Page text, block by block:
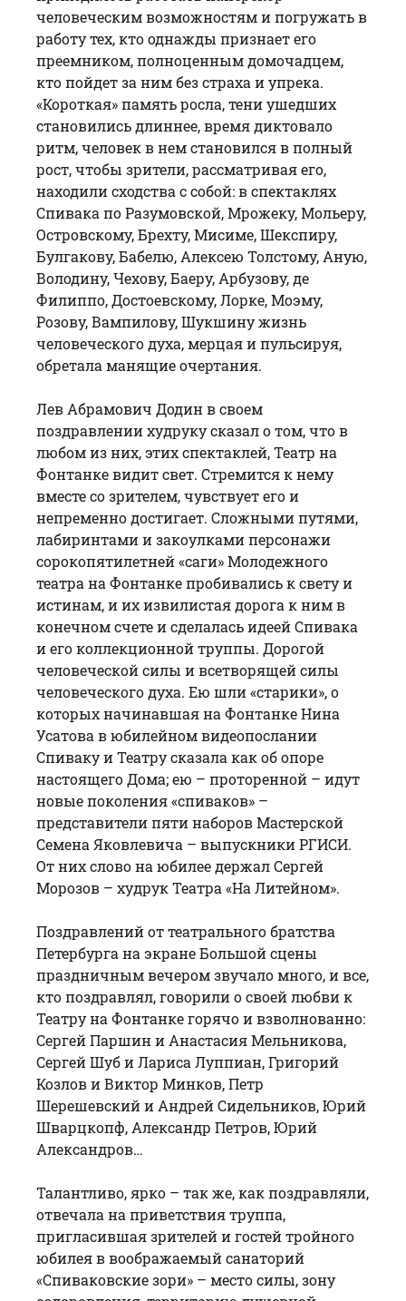
человеческим возможностям и погружать в
работу тех, кто однажды признает его
преемником, полноценным домочадцем,
кто пойдет за ним без страха и упрека.
«Короткая» память росла, тени ушедших
становились длиннее, время диктовало
ритм, человек в нем становился в полный
рост, чтобы зрители, рассматривая его,
находили сходства с собой: в спектаклях
Спивака по Разумовской, Мрожеку, Мольеру,
Островскому, Брехту, Мисиме, Шекспиру,
Булгакову, Бабелю, Алексею Толстому, Аную,
Володину, Чехову, Баеру, Арбузову, де
Филиппо, Достоевскому, Лорке, Моэму,
Розову, Вампилову, Шукшину жизнь
человеческого духа, мерцая и пульсируя,
обретала манящие очертания.
Лев Абрамович Додин в своем
поздравлении худруку сказал о том, что в
любом из них, этих спектаклей, Театр на
Фонтанке видит свет. Стремится к нему
вместе со зрителем, чувствует его и
непременно достигает. Сложными путями,
лабиринтами и закоулками персонажи
сорокопятилетней «саги» Молодежного
театра на Фонтанке пробивались к свету и
истинам, и их извилистая дорога к ним в
конечном счете и сделалась идеей Спивака
и его коллекционной труппы. Дорогой
человеческой силы и всетворящей силы
человеческого духа. Ею шли «старики», о
которых начинавшая на Фонтанке Нина
Усатова в юбилейном видеопослании
Спиваку и Театру сказала как об опоре
настоящего Дома; ею – проторенной – идут
новые поколения «спиваков» –
представители пяти наборов Мастерской
Семена Яковлевича – выпускники РГИСИ.
От них слово на юбилее держал Сергей
Морозов – худрук Театра «На Литейном».
Поздравлений от театрального братства
Петербурга на экране Большой сцены
праздничным вечером звучало много, и все,
кто поздравлял, говорили о своей любви к
Театру на Фонтанке горячо и взволнованно:
Сергей Паршин и Анастасия Мельникова,
Сергей Шуб и Лариса Луппиан, Григорий
Козлов и Виктор Минков, Петр
Шерешевский и Андрей Сидельников, Юрий
Шварцкопф, Александр Петров, Юрий
Александров…
Талантливо, ярко – так же, как поздравляли,
отвечала на приветствия труппа,
пригласившая зрителей и гостей тройного
юбилея в воображаемый санаторий
«Спиваковские зори» – место силы, зону